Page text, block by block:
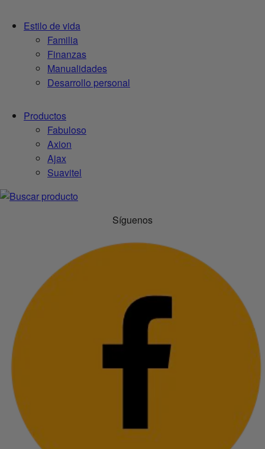
Estilo de vida
Familia
Finanzas
Manualidades
Desarrollo personal
Productos
Fabuloso
Axion
Ajax
Suavitel
Síguenos